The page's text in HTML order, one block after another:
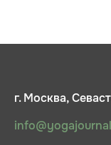
г. Москва,